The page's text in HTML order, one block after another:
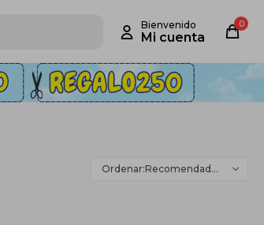
0
Recomendados